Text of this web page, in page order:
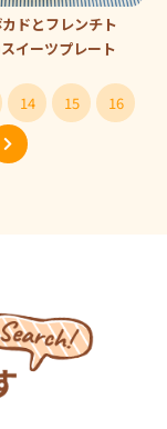
ドとフレンチト
イーツプレート
14 15
16